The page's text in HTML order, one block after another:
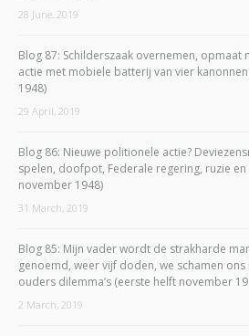
28 June, 2019
Blog 87: Schilderszaak overnemen,
actie met mobiele batterij van vier
1948)
29 April, 2019
Blog 86: Nieuwe politionele actie?
spelen, doofpot, Federale regering, ruzie
november 1948)
31 March, 2019
Blog 85: Mijn vader wordt de strakharde
genoemd, weer vijf doden, we schamen
ouders dilemma’s (eerste helft november
2 March, 2019